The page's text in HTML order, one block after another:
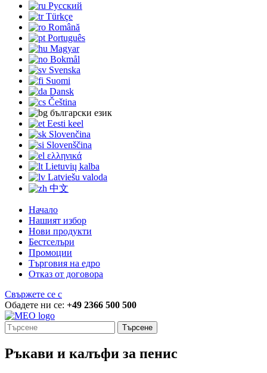
Русский
Türkçe
Română
Português
Magyar
Bokmål
Svenska
Suomi
Dansk
Čeština
български език
Eesti keel
Slovenčina
Slovenščina
ελληνικά
Lietuvių kalba
Latviešu valoda
中文
Начало
Нашият избор
Нови продукти
Бестселъри
Промоции
Търговия на едро
Отказ от договора
Свържете се с
Обадете ни се: +49 2366 500 500
Търсене
Ръкави и калъфи за пенис